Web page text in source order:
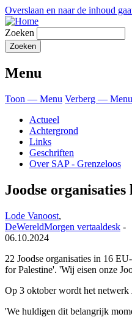
Overslaan en naar de inhoud
Zoeken
Menu
Toon — Menu Verberg — Menu
Actueel
Achtergrond
Links
Geschriften
Over SAP - Grenzeloos
Joodse
Lode Vanoost,
DeWereldMorgen vertaaldesk -
06.10.2024
22 Joodse organisaties in 16
for Palestine'. 'Wij eisen onze
Op 3 oktober wordt het netwerk
'We huldigen dit belangrijk